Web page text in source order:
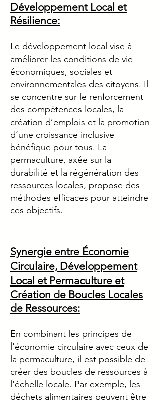
Développement Local et
Résilience:
Le développement local vise à
améliorer les conditions de vie
économiques, sociales et
environnementales des citoyens. Il
se concentre sur le renforcement
des compétences locales, la
création d’emplois et la promotion
d’une croissance inclusive
bénéfique pour tous. La
permaculture, axée sur la
durabilité et la régénération des
ressources locales, propose des
méthodes efficaces pour atteindre
ces objectifs.
Synergie entre Économie
Circulaire, Développement
Local et Permaculture et
Création de Boucles Locales
de Ressources:
En combinant les principes de
l'économie circulaire avec ceux de
la permaculture, il est possible de
créer des boucles de ressources à
l'échelle locale. Par exemple, les
déchets alimentaires peuvent être